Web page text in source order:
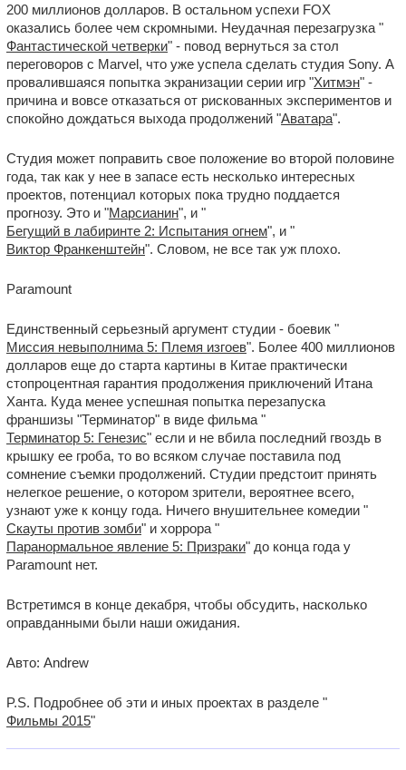
200 миллионов долларов. В остальном успехи FOX
оказались более чем скромными. Неудачная перезагрузка "
Фантастической четверки" - повод вернуться за стол
переговоров с Marvel, что уже успела сделать студия Sony. А
провалившаяся попытка экранизации серии игр "Хитмэн" -
причина и вовсе отказаться от рискованных экспериментов и
спокойно дождаться выхода продолжений "Аватара".
Студия может поправить свое положение во второй половине
года, так как у нее в запасе есть несколько интересных
проектов, потенциал которых пока трудно поддается
прогнозу. Это и "Марсианин", и "
Бегущий в лабиринте 2: Испытания огнем", и "
Виктор Франкенштейн". Словом, не все так уж плохо.
Paramount
Единственный серьезный аргумент студии - боевик "
Миссия невыполнима 5: Племя изгоев". Более 400 миллионов
долларов еще до старта картины в Китае практически
стопроцентная гарантия продолжения приключений Итана
Ханта. Куда менее успешная попытка перезапуска
франшизы "Терминатор" в виде фильма "
Терминатор 5: Генезис" если и не вбила последний гвоздь в
крышку ее гроба, то во всяком случае поставила под
сомнение съемки продолжений. Студии предстоит принять
нелегкое решение, о котором зрители, вероятнее всего,
узнают уже к концу года. Ничего внушительнее комедии "
Скауты против зомби" и хоррора "
Паранормальное явление 5: Призраки" до конца года у
Paramount нет.
Встретимся в конце декабря, чтобы обсудить, насколько
оправданными были наши ожидания.
Авто: Andrew
P.S. Подробнее об эти и иных проектах в разделе "
Фильмы 2015"